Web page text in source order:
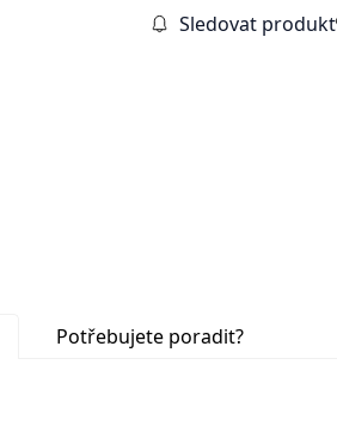
Sledovat produkt
Potřebujete poradit?